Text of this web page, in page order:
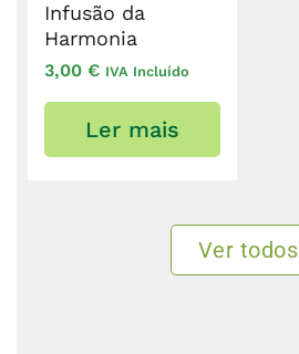
Infusão da
Harmonia
3,00 € IVA Incluído
Ler mais
Ver todos